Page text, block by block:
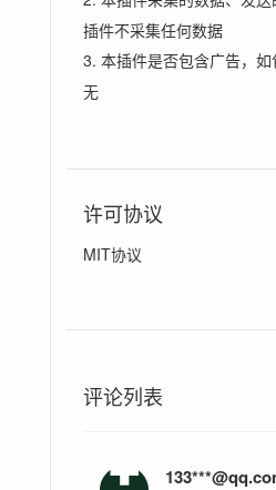
插件不采集任何数据
3. 本插件是否包含广告，
无
许可协议
MIT协议
评论列表